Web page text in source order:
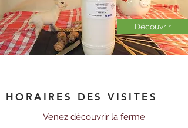
Découvrir
HORAIRES DES VISITES
Venez découvrir la ferme